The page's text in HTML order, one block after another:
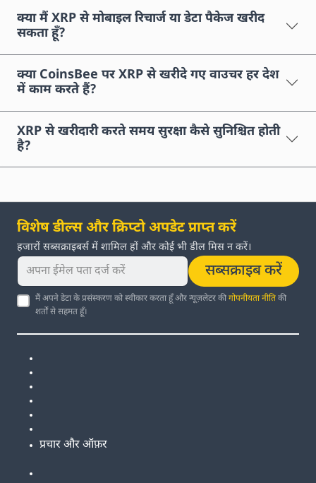
क्या मैं XRP से मोबाइल रिचार्ज या डेटा पैकेज खरीद
सकता हूँ?
क्या CoinsBee पर XRP से खरीदे गए वाउचर हर देश
में काम करते हैं?
XRP से खरीदारी करते समय सुरक्षा कैसे सुनिश्चित होती
है?
विशेष डील्स और क्रिप्टो अपडेट प्राप्त करें
हजारों सब्सक्राइबर्स में शामिल हों और कोई भी डील मिस न करें।
सब्सक्राइब करें
मैं अपने डेटा के प्रसंस्करण को स्वीकार करता हूँ और न्यूज़लेटर कीगोपनीयता नीतिकी
शर्तों से सहमत हूँ।
प्रचार और ऑफ़र